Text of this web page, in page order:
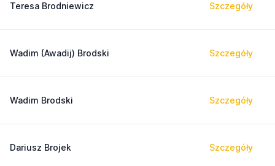
Teresa Brodniewicz Szczegóły
Wadim (Awadij) Brodski Szczegóły
Wadim Brodski Szczegóły
Dariusz Brojek Szczegóły